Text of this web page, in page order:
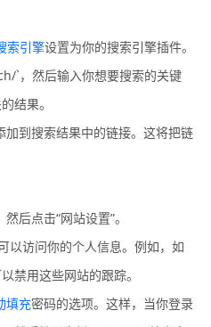
索引擎设置为你的搜索引擎插件。
`，然后输入你想要搜索的关键
结果。
到搜索结果中的链接。这将把链
后点击“网站设置”。
以访问你的个人信息。例如，如
禁用这些网站的跟踪。
填充密码的选项。这样，当你登录